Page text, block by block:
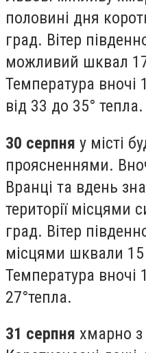
половині дня
град. Вітер
можливий шквал
Температура вночі
від 33 до 35° тепла.
30 серпня у місті
проясненнями.
Вранці та вдень
території місцями
град. Вітер
місцями шквали
Температура вночі
27°тепла.
31 серпня хмарно